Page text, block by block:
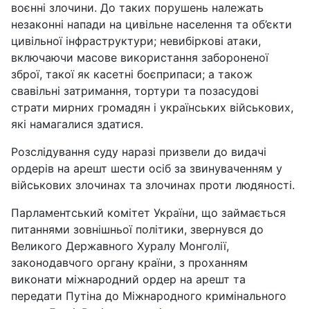
воєнні злочини. До таких порушень належать
незаконні напади на цивільне населення та об’єкти
цивільної інфраструктури; невибіркові атаки,
включаючи масове використання забороненої
зброї, такої як касетні боєприпаси; а також
свавільні затримання, тортури та позасудові
страти мирних громадян і українських військових,
які намагалися здатися.
Розслідування суду наразі призвели до видачі
ордерів на арешт шести осіб за звинуваченням у
військових злочинах та злочинах проти людяності.
Парламентський комітет України, що займається
питаннями зовнішньої політики, звернувся до
Великого Державного Хуралу Монголії,
законодавчого органу країни, з проханням
виконати міжнародний ордер на арешт та
передати Путіна до Міжнародного кримінального